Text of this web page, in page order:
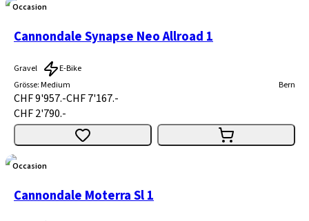
Occasion
Cannondale Synapse Neo Allroad 1
Gravel
E-Bike
Grösse:Medium Bern
CHF 9'957.-CHF 7'167.-
CHF 2'790.-
Occasion
Cannondale Moterra Sl 1